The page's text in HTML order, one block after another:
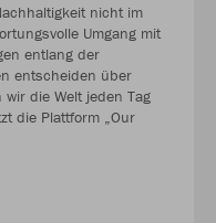
nicht im
Umgang mit
entlang der
entscheiden über
die Welt jeden Tag
die Plattform „Our